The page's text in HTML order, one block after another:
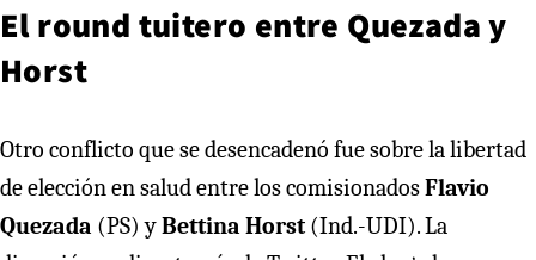
El round tuitero entre Quezada y
Horst
Otro conflicto que se desencadenó fue sobre la libertad
de elección en salud entre los comisionadosFlavio
Quezada (PS) yBettina Horst (Ind.-UDI). La